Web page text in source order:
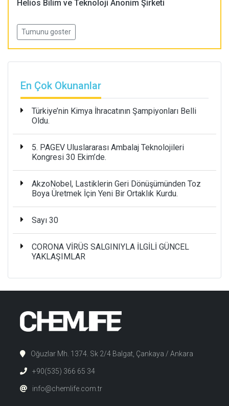
Helios Bilim ve Teknoloji Anonim Şirketi
Tumunu goster
En Çok Okunanlar
Türkiye’nin Kimya İhracatının Şampiyonları Belli
Oldu.
5. PAGEV Uluslararası Ambalaj Teknolojileri
Kongresi 30 Ekim’de.
AkzoNobel, Lastiklerin Geri Dönüşümünden Toz
Boya Üretmek İçin Yeni Bir Ortaklık Kurdu.
Sayı 30
CORONA VİRÜS SALGINIYLA İLGİLİ GÜNCEL
YAKLAŞIMLAR
Oğuzlar Mh. 1374. Sk 2/4 Balgat, Çankaya / Ankara
+90(535) 366 65 34
info@chemlife.com.tr